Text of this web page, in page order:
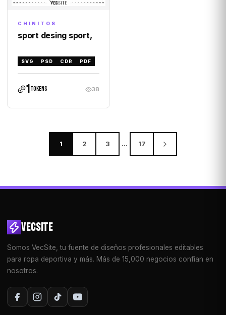
CHINITOS
sport desing sport,
SVG PSD CDR PDF
1tokens 38
1 2 3 … 17
VECSITE
Somos VecSite, tu fuente de diseños profesionales editables
para ropa deportiva y más. Más de 15,000 negocios confían en
nosotros.